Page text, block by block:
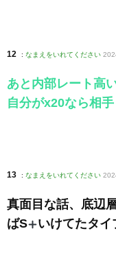
12 : なまえをいれてください
あと内部レート高
自分がx20なら相
13 : なまえをいれてください
真面目な話、底辺
ばS
いけてたタ